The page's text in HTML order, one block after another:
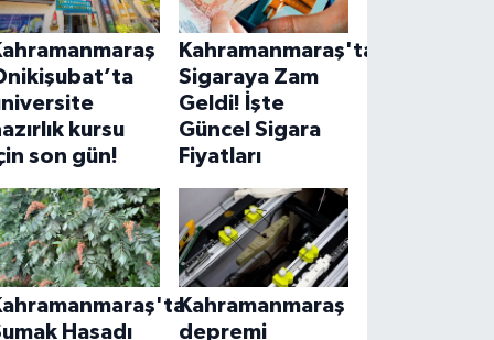
kursu
son gün!
Kahramanmaraş'ta
Sigaraya Zam
Geldi! İşte
Güncel Sigara
Fiyatları
Hasadı
Kahramanmaraş
depremi